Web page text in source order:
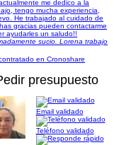
me dedico a la
tengo mucha experiencia,
He trabajado al cuidado de
gracias pueden contactarme
ayudarles un saludo!!
sucio. Lorena trabajo
en Cronoshare
presupuesto
Email validado
Teléfono validado